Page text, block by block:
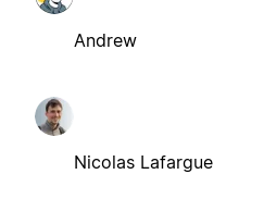
Andrew
Nicolas Lafargue